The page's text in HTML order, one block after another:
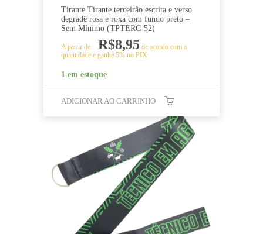
Tirante Tirante terceirão escrita e verso
degradê rosa e roxa com fundo preto –
Sem Mínimo (TPTERC-52)
A partir de R$8,95 de acordo com a
quantidade e ganhe 5% no PIX
1 em estoque
ADICIONAR AO CARRINHO